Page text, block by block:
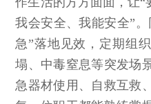
我会安全、我能安全”
急”落地见效，定期组
塌、中毒窒息等突发场
急器材使用、自救互救